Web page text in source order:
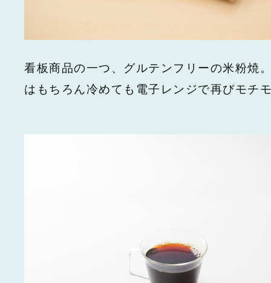
看板商品の一つ、グルテンフリーの米粉焼
はもちろん冷めても電子レンジで再びモチ